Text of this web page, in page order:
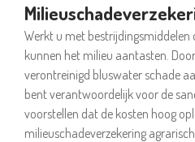
Werkt u met
kunnen het milieu aantasten.
verontreinigd bluswater schade
bent verantwoordelijk voor de
voorstellen dat de kosten hoog
milieuschadeverzekering